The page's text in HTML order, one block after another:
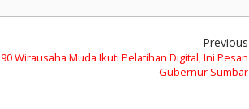
Previous
90 Wirausaha Muda Ikuti Pelatihan Digital, Ini Pesan
Gubernur Sumbar